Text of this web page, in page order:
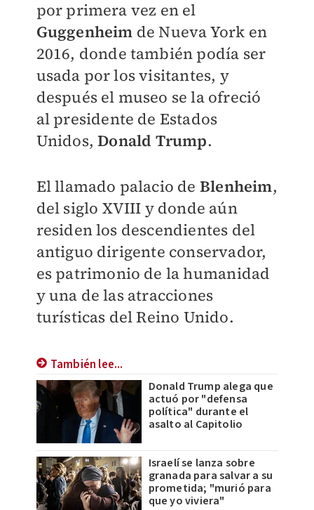
por primera vez en el
Guggenheim de Nueva York en
2016, donde también podía ser
usada por los visitantes, y
después el museo se la ofreció
al presidente de Estados
Unidos,Donald Trump.
El llamado palacio de Blenheim,
del siglo XVIII y donde aún
residen los descendientes del
antiguo dirigente conservador,
es patrimonio de la humanidad
y una de las atracciones
turísticas del Reino Unido.
También lee...
Donald Trump alega que
actuó por "defensa
política" durante el
asalto al Capitolio
Israelí se lanza sobre
granada para salvar a su
prometida; "murió para
que yo viviera"